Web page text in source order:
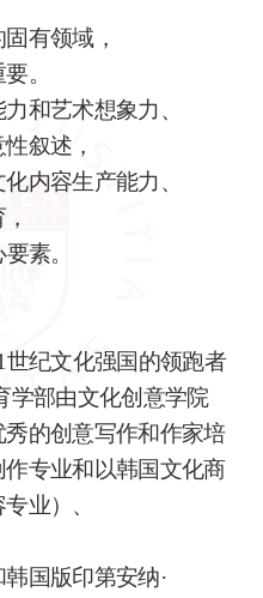
有领域，
。
和艺术想象力、
叙述，
内容生产能力、
素。
纪文化强国的领跑者
学部由文化创意学院
秀的创意写作和作家培
专业和以韩国文化商
业）、
韩国版印第安纳·